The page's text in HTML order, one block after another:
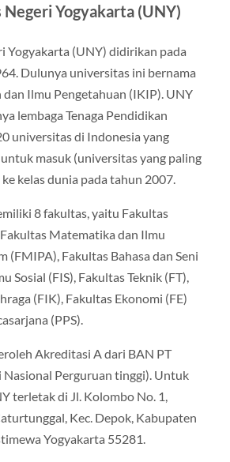
Yogyakarta (UNY)
Yogyakarta (UNY) didirikan pada
Dulunya universitas ini bernama
Ilmu Pengetahuan (IKIP). UNY
lembaga Tenaga Pendidikan
universitas di Indonesia yang
masuk (universitas yang paling
kelas dunia pada tahun 2007.
8 fakultas, yaitu Fakultas
Matematika dan Ilmu
(FMIPA), Fakultas Bahasa dan Seni
Sosial (FIS), Fakultas Teknik (FT),
(FIK), Fakultas Ekonomi (FE)
(PPS).
Akreditasi A dari BAN PT
Nasional Perguruan tinggi). Untuk
terletak di Jl. Kolombo No. 1,
Kec. Depok, Kabupaten
Yogyakarta 55281.